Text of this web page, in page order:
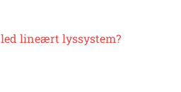
led lineært lyssystem?